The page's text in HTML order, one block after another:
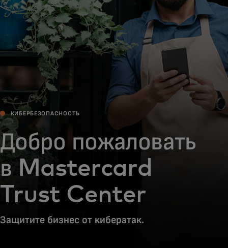
Новости и тренды
КИБЕРБЕЗОПАСНОСТЬ
Добро пожаловать
в Mastercard
Trust Center
Защитите бизнес от кибератак.